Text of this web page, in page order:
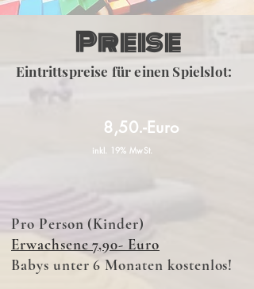
Preise
Eintrittspreise für einen Spielslot:
8,50.-Euro
inkl. 19% MwSt.
Pro Person (Kinder)
Erwachsene 7,90- Euro
Babys unter 6 Monaten kostenlos!